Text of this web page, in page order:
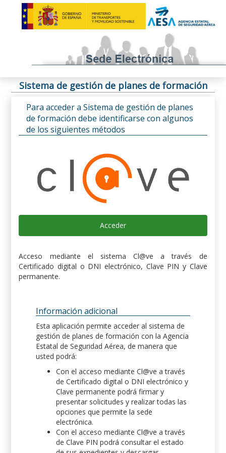
Sistema de gestión de planes de formación
Para acceder a Sistema de gestión de planes
de formación debe identificarse con algunos
de los siguientes métodos
Acceder
Acceso mediante el sistema Cl@ve a través de
Certificado digital o DNI electrónico, Clave PIN y Clave
permanente.
Información adicional
Esta aplicación permite acceder al sistema de
gestión de planes de formación con la Agencia
Estatal de Seguridad Aérea, de manera que
usted podrá:
Con el acceso mediante Cl@ve a través
de Certificado digital o DNI electrónico y
Clave permanente podrá firmar y
presentar solicitudes y realizar todas las
opciones que permite la sede
electrónica.
Con el acceso mediante Cl@ve a través
de Clave PIN podrá consultar el estado